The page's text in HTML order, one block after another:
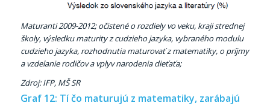
Maturanti 2009-2012; očistené o rozdiely vo veku, kraji strednej
školy, výsledku maturity z cudzieho jazyka, vybraného modulu
cudzieho jazyka, rozhodnutia maturovať z matematiky, o príjmy
a vzdelanie rodičov a vplyv narodenia dieťaťa;
Zdroj: IFP, MŠ SR
Graf 12: Tí čo maturujú z matematiky, zarábajú